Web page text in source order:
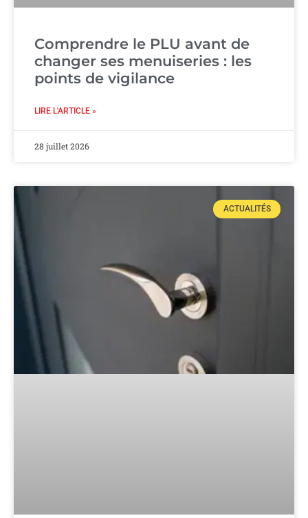
Comprendre le PLU avant de
changer ses menuiseries : les
points de vigilance
LIRE L'ARTICLE »
28 juillet 2026
ACTUALITÉS